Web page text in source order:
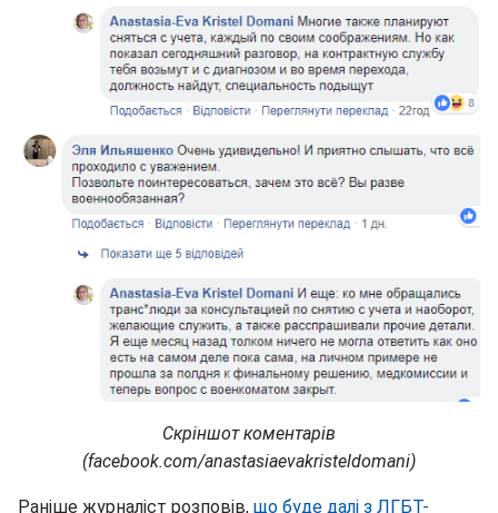
Скріншот коментарів
(facebook.com/anastasiaevakristeldomani)
Раніше журналіст розповів, що буде далі з ЛГБТ-